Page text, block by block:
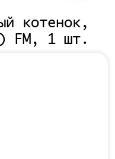
котенок,
FM, 1 шт.